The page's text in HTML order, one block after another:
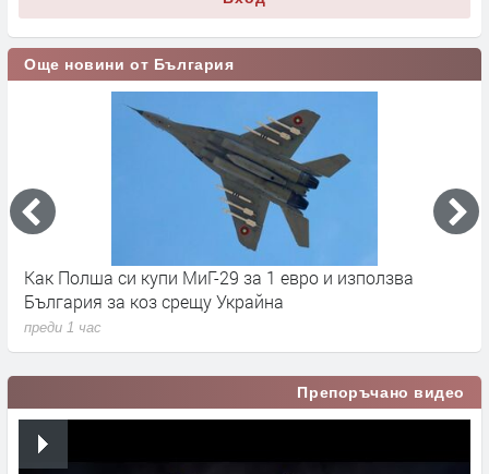
Още новини от България
Как Полша си купи МиГ-29 за 1 евро и използва
България за коз срещу Украйна
преди 1 час
Препоръчано видео